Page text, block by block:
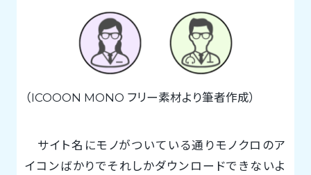
（ICOOON MONO フリー素材より筆者作成）
サイト名にモノがついている通りモノクロのア
イコンばかりでそれしかダウンロードできないよ